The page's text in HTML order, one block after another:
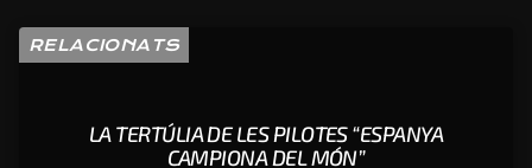
RELACIONATS
LA TERTÚLIA DE LES PILOTES “ESPANYA
CAMPIONA DEL MÓN”